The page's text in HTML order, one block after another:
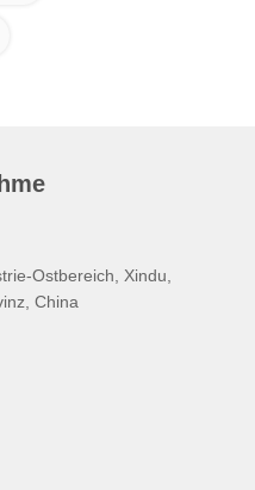
Ostbereich, Xindu,
China